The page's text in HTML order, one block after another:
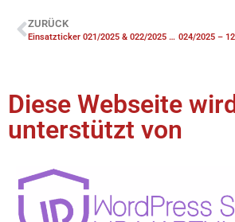
ZURÜCK
Einsatzticker 021/2025 & 022/2025 – 09.04.2025 – 12:38 & 13:03 Uhr – F3-Y Gebäudebrand & F1 Mülleimerbrand
Diese Webseite wird
unterstützt von​